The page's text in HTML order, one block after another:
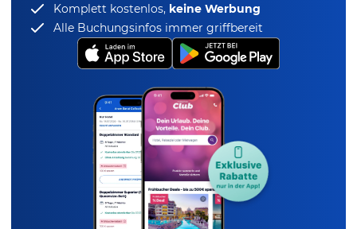
Komplett kostenlos, keine Werbung
Alle Buchungsinfos immer griffbereit